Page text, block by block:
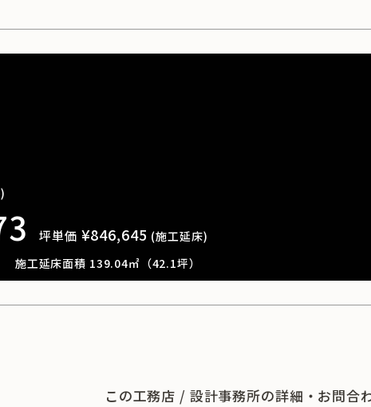
坪単価 ¥846,645 (施工延床)
施工延床面積 139.04㎡（42.1坪）
この工務店 / 設計事務所の詳細・お問合